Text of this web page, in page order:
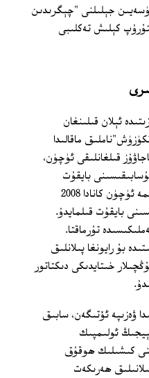
جېلىلنى "چېگرىدىن
كېلىش تەكلىبى
ئېلان قىلىنغان
ماقالىدا
قىلغانلىقى ئۈچۈن،
مۇسابىقىسىنى بايقۇت
قىلغانىدى. بۈگۈنكى كۈنگە كەلگەندە، نېمە ئۈچۈن كانادا 2008
بايقۇت قىلمايدۇ.
تۇرماقتا.
بۇ رايونغا پىلانلىق
خىتايدىكى دىكتاتور
ۋەزىپە ئۆتىگەن، سابىق
ئولىمپىك
كىشىلىك ھوقۇق
ھەرىكەت